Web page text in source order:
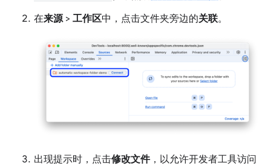
在来源> 工作区中，点击文件夹旁边的关联。
出现提示时，点击修改文件，以允许开发者工具访问